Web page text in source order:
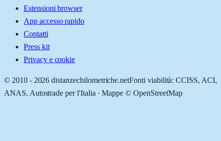
Estensioni browser
App accesso rapido
Contatti
Press kit
Privacy e cookie
© 2010 - 2026 distanzechilometriche.netFonti viabilità: CCISS, ACI,
ANAS, Autostrade per l'Italia · Mappe © OpenStreetMap